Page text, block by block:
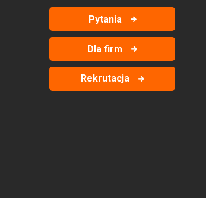
Pytania
Dla firm
Rekrutacja